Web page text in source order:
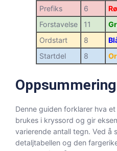
Prefiks
6
Forstavelse
11
Ordstart
8
Startdel
8
Oppsummering
Denne guiden forklarer hva et
brukes i kryssord og gir
varierende antall tegn. Ved å
detaljtabellen og den